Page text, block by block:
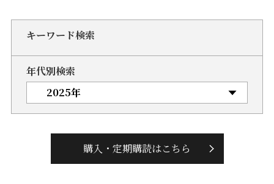
キーワード検索
年代別検索
購入・定期購読はこちら